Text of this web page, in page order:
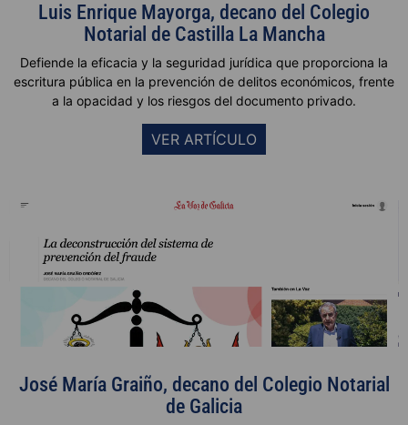
Luis Enrique Mayorga, decano del Colegio
Notarial de Castilla La Mancha
Defiende la eficacia y la seguridad jurídica que proporciona la
escritura pública en la prevención de delitos económicos, frente
a la opacidad y los riesgos del documento privado.
VER ARTÍCULO
José María Graiño, decano del Colegio Notarial
de Galicia